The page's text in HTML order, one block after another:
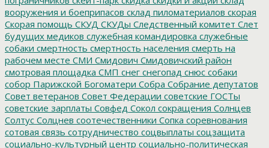
вооружения и боеприпасов склад пиломатериалов скорая
Скорая помощь СКУД СКУДы Следственный комитет Слет
будущих медиков служебная командировка служебные
собаки смертность смертность населения смерть на
рабочем месте СМИ Смидович Смидовичский район
смотровая площадка СМП снег снегопад снюс собаки
собор Парижской Богоматери Собра Собрание депутатов
Совет ветеранов Совет Федерации советские ГОСТы
советские зарплаты Совфед Сокол сокращения Солнцев
Солтус Солцнев соотечественники Сопка соревнования
сотовая связь сотрудничество соцвыплаты соцзащита
социально-культурный центр социально-политическая